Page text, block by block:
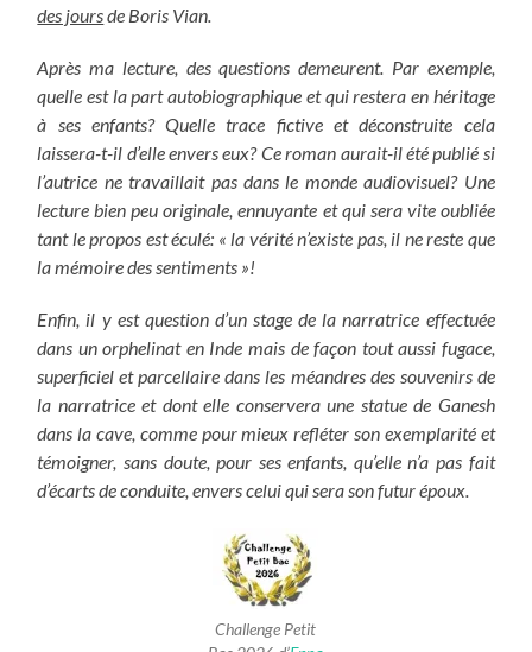
des joursde Boris Vian.
Après ma lecture, des questions demeurent. Par exemple,
quelle est la part autobiographique et qui restera en héritage
à ses enfants? Quelle trace fictive et déconstruite cela
laissera-t-il d’elle envers eux? Ce roman aurait-il été publié si
l’autrice ne travaillait pas dans le monde audiovisuel? Une
lecture bien peu originale, ennuyante et qui sera vite oubliée
tant le propos est éculé: « la vérité n’existe pas, il ne reste que
la mémoire des sentiments »!
Enfin, il y est question d’un stage de la narratrice effectuée
dans un orphelinat en Inde mais de façon tout aussi fugace,
superficiel et parcellaire dans les méandres des souvenirs de
la narratrice et dont elle conservera une statue de Ganesh
dans la cave, comme pour mieux refléter son exemplarité et
témoigner, sans doute, pour ses enfants, qu’elle n’a pas fait
d’écarts de conduite, envers celui qui sera son futur époux.
Challenge Petit